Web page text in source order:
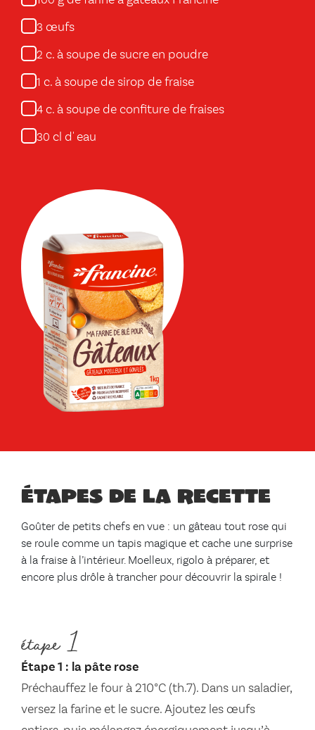
3 œufs
2 c. à soupe de sucre en poudre
1 c. à soupe de sirop de fraise
4 c. à soupe de confiture de fraises
30 cl d' eau
Étapes de la recette
Goûter de petits chefs en vue : un gâteau tout rose qui
se roule comme un tapis magique et cache une surprise
à la fraise à l’intérieur. Moelleux, rigolo à préparer, et
encore plus drôle à trancher pour découvrir la spirale !
étape 1
Étape 1 : la pâte rose
Préchauffez le four à 210°C (th.7). Dans un saladier,
versez la farine et le sucre. Ajoutez les œufs